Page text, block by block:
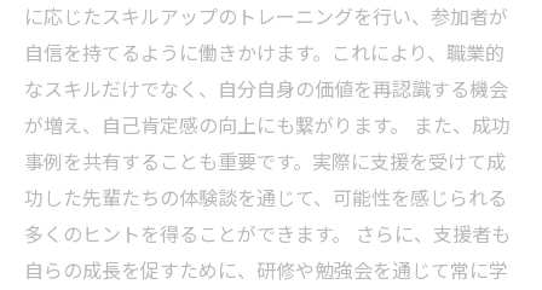
に応じたスキルアップのトレーニングを行い、参加者が
自信を持てるように働きかけます。これにより、職業的
なスキルだけでなく、自分自身の価値を再認識する機会
が増え、自己肯定感の向上にも繋がります。 また、成功
事例を共有することも重要です。実際に支援を受けて成
功した先輩たちの体験談を通じて、可能性を感じられる
多くのヒントを得ることができます。 さらに、支援者も
自らの成長を促すために、研修や勉強会を通じて常に学